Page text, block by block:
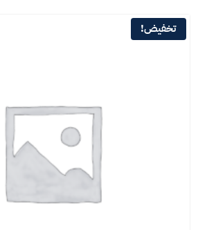
تخفيض!